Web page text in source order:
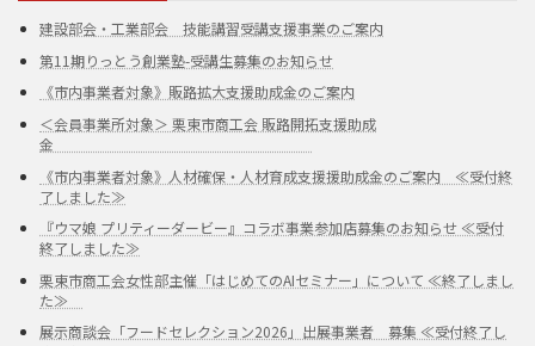
建設部会・工業部会 技能講習受講支援事業のご案内
第11期りっとう創業塾-受講生募集のお知らせ
《市内事業者対象》販路拡大支援助成金のご案内
＜会員事業所対象＞ 栗東市商工会 販路開拓支援助成
金
《市内事業者対象》人材確保・人材育成支援援助成金のご案内 ≪受付終
了しました≫
『ウマ娘 プリティーダービー』コラボ事業参加店募集のお知らせ ≪受付
終了しました≫
栗東市商工会女性部主催「はじめてのAIセミナー」について ≪終了しまし
た≫
展示商談会「フードセレクション2026」出展事業者 募集 ≪受付終了し